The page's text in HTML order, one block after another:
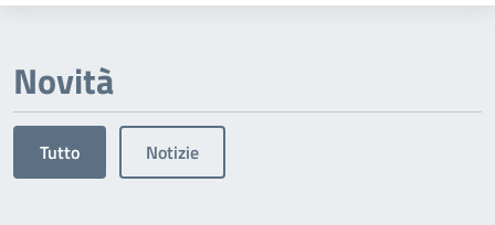
Novità
Tutto Notizie